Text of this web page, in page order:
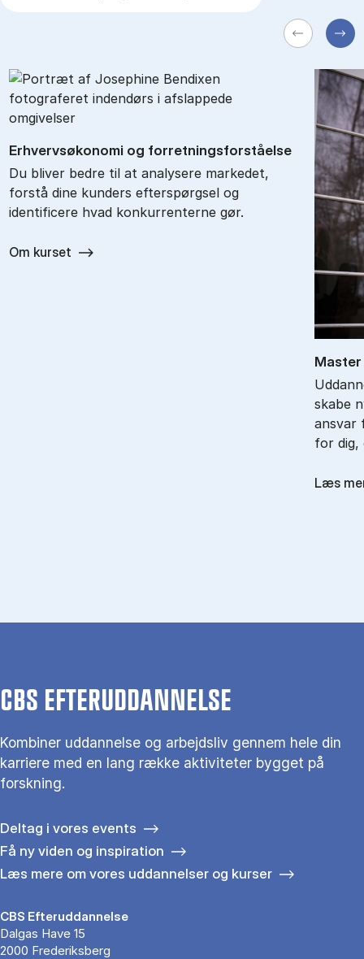
Erhvervs­økonomi og for­ret­nings­for­stå­el­se
Du bliver bedre til at analysere markedet,
forstå dine kunders efterspørgsel og
identificere hvad konkurrenterne gør.
Om kurset
Ma­ster
skabe
ansvar
for dig,
Læs
CBS EFTERUDDANNELSE
Kombiner uddannelse og arbejdsliv gennem hele din
karriere med en lang række aktiviteter bygget på
forskning.
Deltag i vores events
Få ny viden og inspiration
Læs mere om vores uddannelser og kurser
CBS Efteruddannelse
Dalgas Have 15
2000 Frederiksberg